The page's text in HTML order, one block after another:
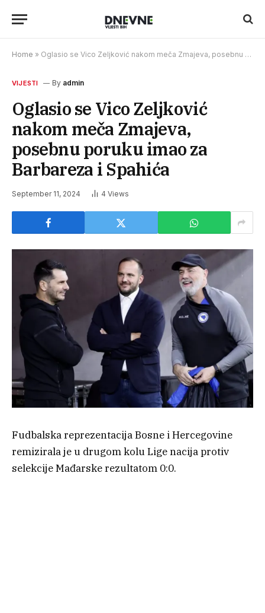
Home » Oglasio se Vico Zeljković nakom meča Zmajeva, posebnu poruku imao za Barbareza i Spahića
VIJESTI By admin
Oglasio se Vico Zeljković
nakom meča Zmajeva,
posebnu poruku imao za
Barbareza i Spahića
September 11, 2024 4 Views
Fudbalska reprezentacija Bosne i Hercegovine
remizirala je u drugom kolu Lige nacija protiv
selekcije Mađarske rezultatom 0:0.